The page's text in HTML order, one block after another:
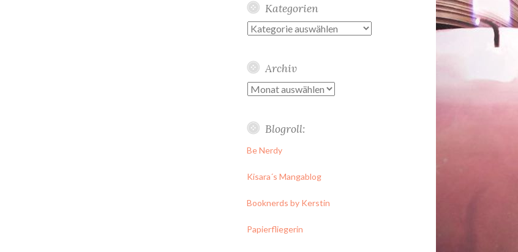
Kategorien
Kategorien
Archiv
Archiv
Blogroll:
Be Nerdy
Kisara´s Mangablog
Booknerds by Kerstin
Papierfliegerin